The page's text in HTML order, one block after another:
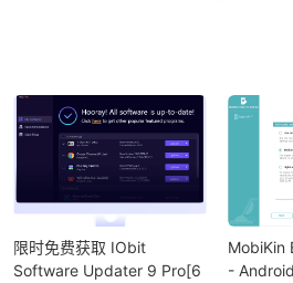
限时免费获取 IObit
Software Updater 9 Pro[6
MobiKin
-